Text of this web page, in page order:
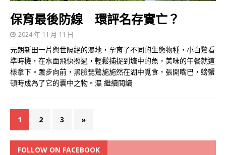
保育最後防線 環評名存實亡？
2024 年 11 月 11 日
元朗新田一片與世隔絕的濕地，孕育了不同的生態物種，小白鷺看
準時機，在水面飛快擦過，輕鬆捕捉到塘中的魚，美味的午餐就這
樣拿下。踱步向前，黑臉琵鷺施施然在湖中覓食，張開嘴巴，螃蟹
頓時成為了它的囊中之物。濕 繼續閱讀
1 2 3 »
FOLLOW ON FACEBOOK